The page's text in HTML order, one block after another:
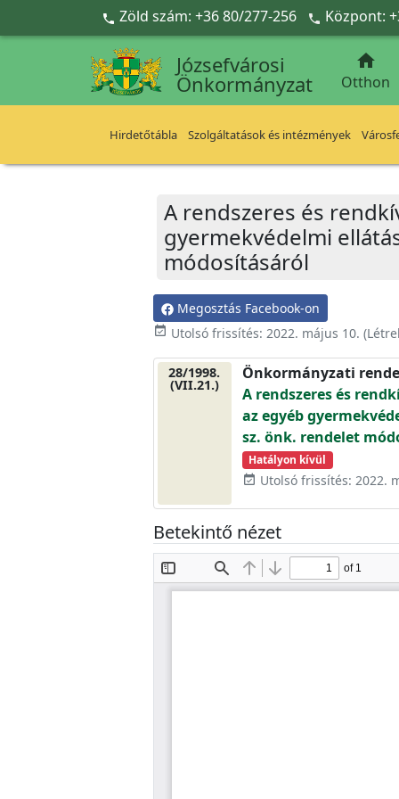
Ugrás a fő tartalomra
 Zöld szám: +36 80/277-256  Központ:
Józsefvárosi
Önkormányzat

Otthon
Hirdetőtábla Szolgáltatások és intézmények
A rendszeres és
gyermekvédelmi
módosításáról
Megosztás Facebook-on
event_available Utolsó frissítés: 2022. május 10.
28/1998.
(VII.21.)
Önkormányzati
A rendszeres és
az egyéb
sz. önk. rendelet
Hatályon kívül
event_available Utolsó frissítés: 2022.
Betekintő nézet